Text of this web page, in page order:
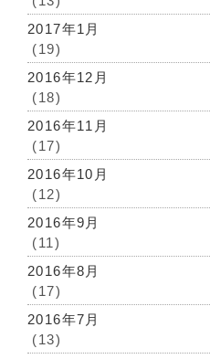
2017年1月
(19)
2016年12月
(18)
2016年11月
(17)
2016年10月
(12)
2016年9月
(11)
2016年8月
(17)
2016年7月
(13)